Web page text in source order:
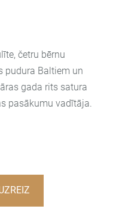
četru bērnu
pudura Baltiem un
gada rits satura
pasākumu vadītāja.